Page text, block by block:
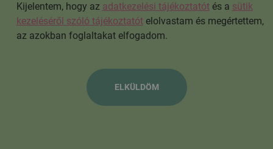
Kijelentem, hogy az adatkezelési tájékoztatótés a sütik
kezeléséről szóló tájékoztatótelolvastam és megértettem,
az azokban foglaltakat elfogadom.